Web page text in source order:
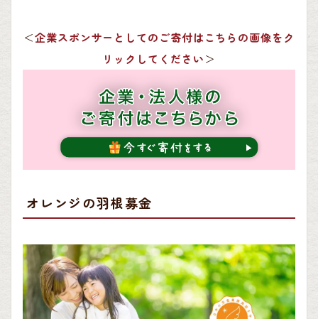
＜企業スポンサーとしてのご寄付はこちらの画像をク
リックしてください＞
オレンジの羽根募金